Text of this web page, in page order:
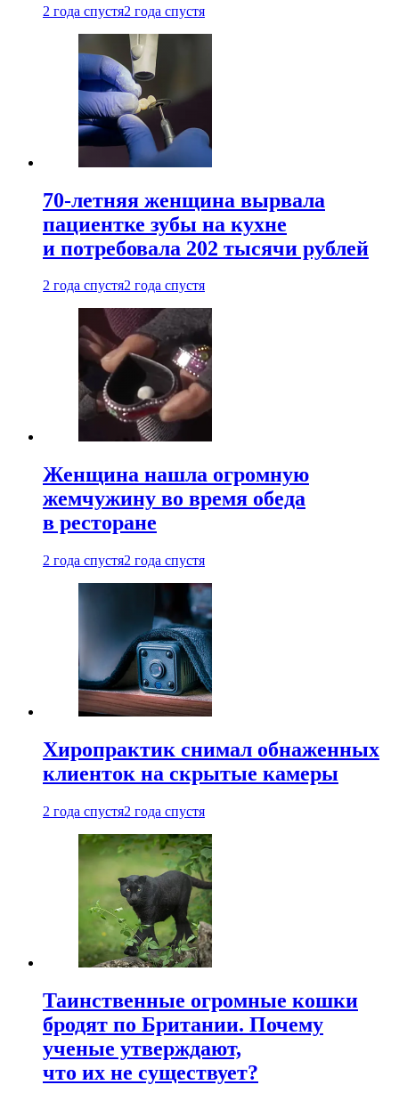
2 года спустя2 года спустя
70-летняя женщина вырвала
пациентке зубы на кухне
и потребовала 202 тысячи рублей
2 года спустя2 года спустя
Женщина нашла огромную
жемчужину во время обеда
в ресторане
2 года спустя2 года спустя
Хиропрактик снимал обнаженных
клиенток на скрытые камеры
2 года спустя2 года спустя
Таинственные огромные кошки
бродят по Британии. Почему
ученые утверждают,
что их не существует?